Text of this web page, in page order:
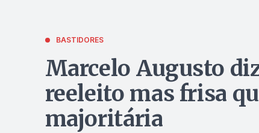
BASTIDORES
Marcelo Augusto
reeleito mas frisa
majoritária